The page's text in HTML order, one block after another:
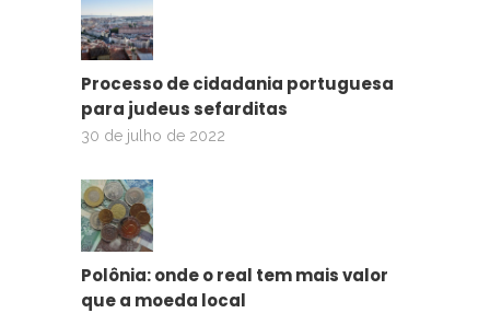
Processo de cidadania portuguesa
para judeus sefarditas
30 de julho de 2022
Polônia: onde o real tem mais valor
que a moeda local